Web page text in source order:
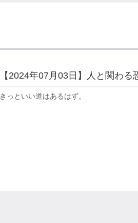
【2024年07月03日】人と関わ
きっといい道はあるはず。